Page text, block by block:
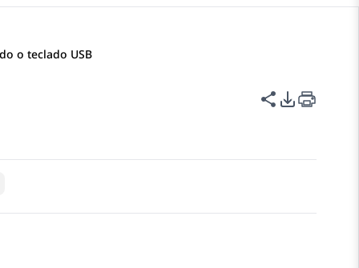
o teclado USB
Opções